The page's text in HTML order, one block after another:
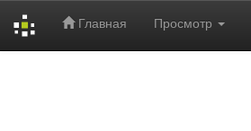
Главная Просмотр